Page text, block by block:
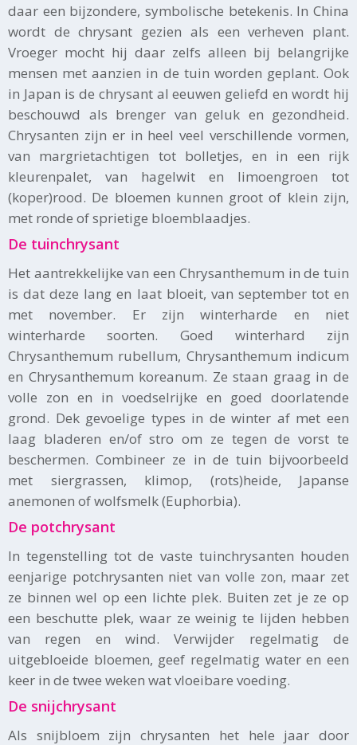
daar een bijzondere, symbolische betekenis. In China
wordt de chrysant gezien als een verheven plant.
Vroeger mocht hij daar zelfs alleen bij belangrijke
mensen met aanzien in de tuin worden geplant. Ook
in Japan is de chrysant al eeuwen geliefd en wordt hij
beschouwd als brenger van geluk en gezondheid.
Chrysanten zijn er in heel veel verschillende vormen,
van margrietachtigen tot bolletjes, en in een rijk
kleurenpalet, van hagelwit en limoengroen tot
(koper)rood. De bloemen kunnen groot of klein zijn,
met ronde of sprietige bloemblaadjes.
De tuinchrysant
Het aantrekkelijke van een Chrysanthemum in de tuin
is dat deze lang en laat bloeit, van september tot en
met november. Er zijn winterharde en niet
winterharde soorten. Goed winterhard zijn
Chrysanthemum rubellum, Chrysanthemum indicum
en Chrysanthemum koreanum. Ze staan graag in de
volle zon en in voedselrijke en goed doorlatende
grond. Dek gevoelige types in de winter af met een
laag bladeren en/of stro om ze tegen de vorst te
beschermen. Combineer ze in de tuin bijvoorbeeld
met siergrassen, klimop, (rots)heide, Japanse
anemonen of wolfsmelk (Euphorbia).
De potchrysant
In tegenstelling tot de vaste tuinchrysanten houden
eenjarige potchrysanten niet van volle zon, maar zet
ze binnen wel op een lichte plek. Buiten zet je ze op
een beschutte plek, waar ze weinig te lijden hebben
van regen en wind. Verwijder regelmatig de
uitgebloeide bloemen, geef regelmatig water en een
keer in de twee weken wat vloeibare voeding.
De snijchrysant
Als snijbloem zijn chrysanten het hele jaar door